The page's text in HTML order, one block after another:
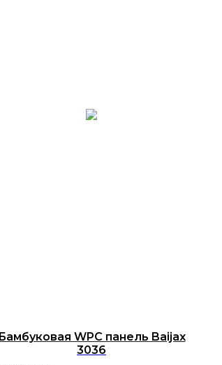
Бамбуковая WPC панель Baijax
3036